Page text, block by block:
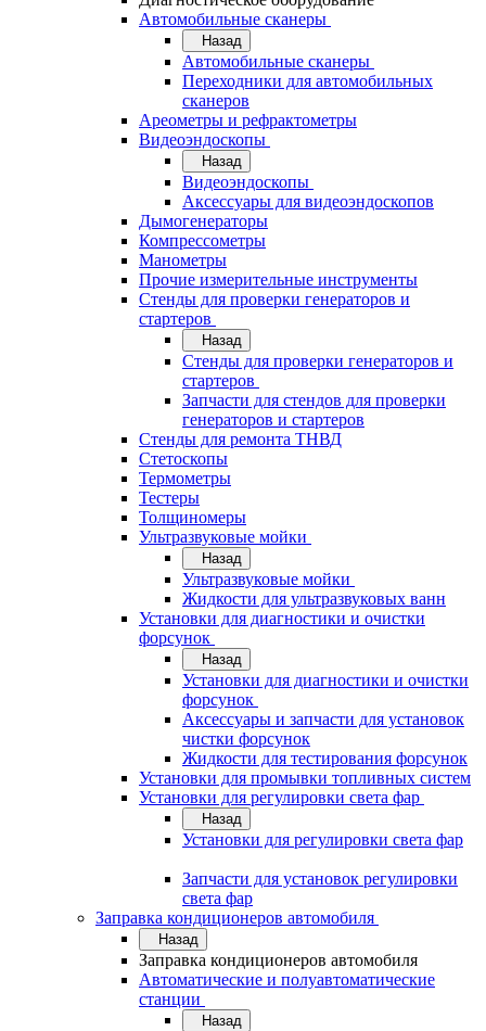
Автомобильные сканеры
Назад
Автомобильные сканеры
Переходники для автомобильных
сканеров
Ареометры и рефрактометры
Видеоэндоскопы
Назад
Видеоэндоскопы
Аксессуары для видеоэндоскопов
Дымогенераторы
Компрессометры
Манометры
Прочие измерительные инструменты
Стенды для проверки генераторов и
стартеров
Назад
Стенды для проверки генераторов и
стартеров
Запчасти для стендов для проверки
генераторов и стартеров
Стенды для ремонта ТНВД
Стетоскопы
Термометры
Тестеры
Толщиномеры
Ультразвуковые мойки
Назад
Ультразвуковые мойки
Жидкости для ультразвуковых ванн
Установки для диагностики и очистки
форсунок
Назад
Установки для диагностики и очистки
форсунок
Аксессуары и запчасти для установок
чистки форсунок
Жидкости для тестирования форсунок
Установки для промывки топливных систем
Установки для регулировки света фар
Назад
Установки для регулировки света фар
Запчасти для установок регулировки
света фар
Заправка кондиционеров автомобиля
Назад
Заправка кондиционеров автомобиля
Автоматические и полуавтоматические
станции
Назад